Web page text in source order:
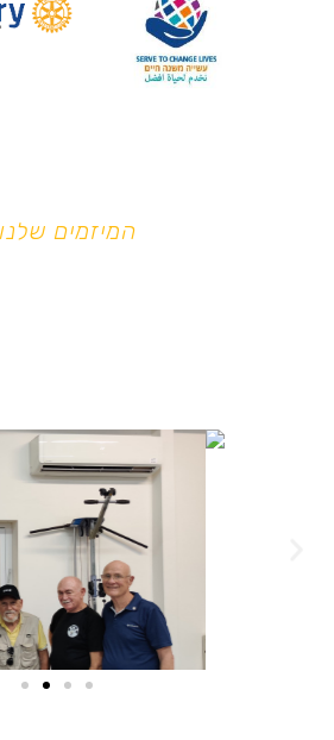
המיזמים שלנו